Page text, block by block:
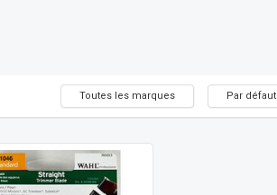
Toutes les marques Par défaut